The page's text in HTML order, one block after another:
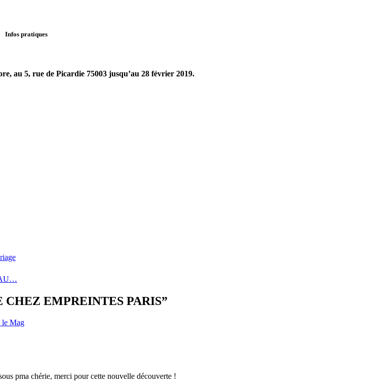
Infos pratiques
au 5, rue de Picardie 75003 jusqu’au 28 février 2019.
CHEZ EMPREINTES PARIS”
le Mag
pma chérie, merci pour cette nouvelle découverte !